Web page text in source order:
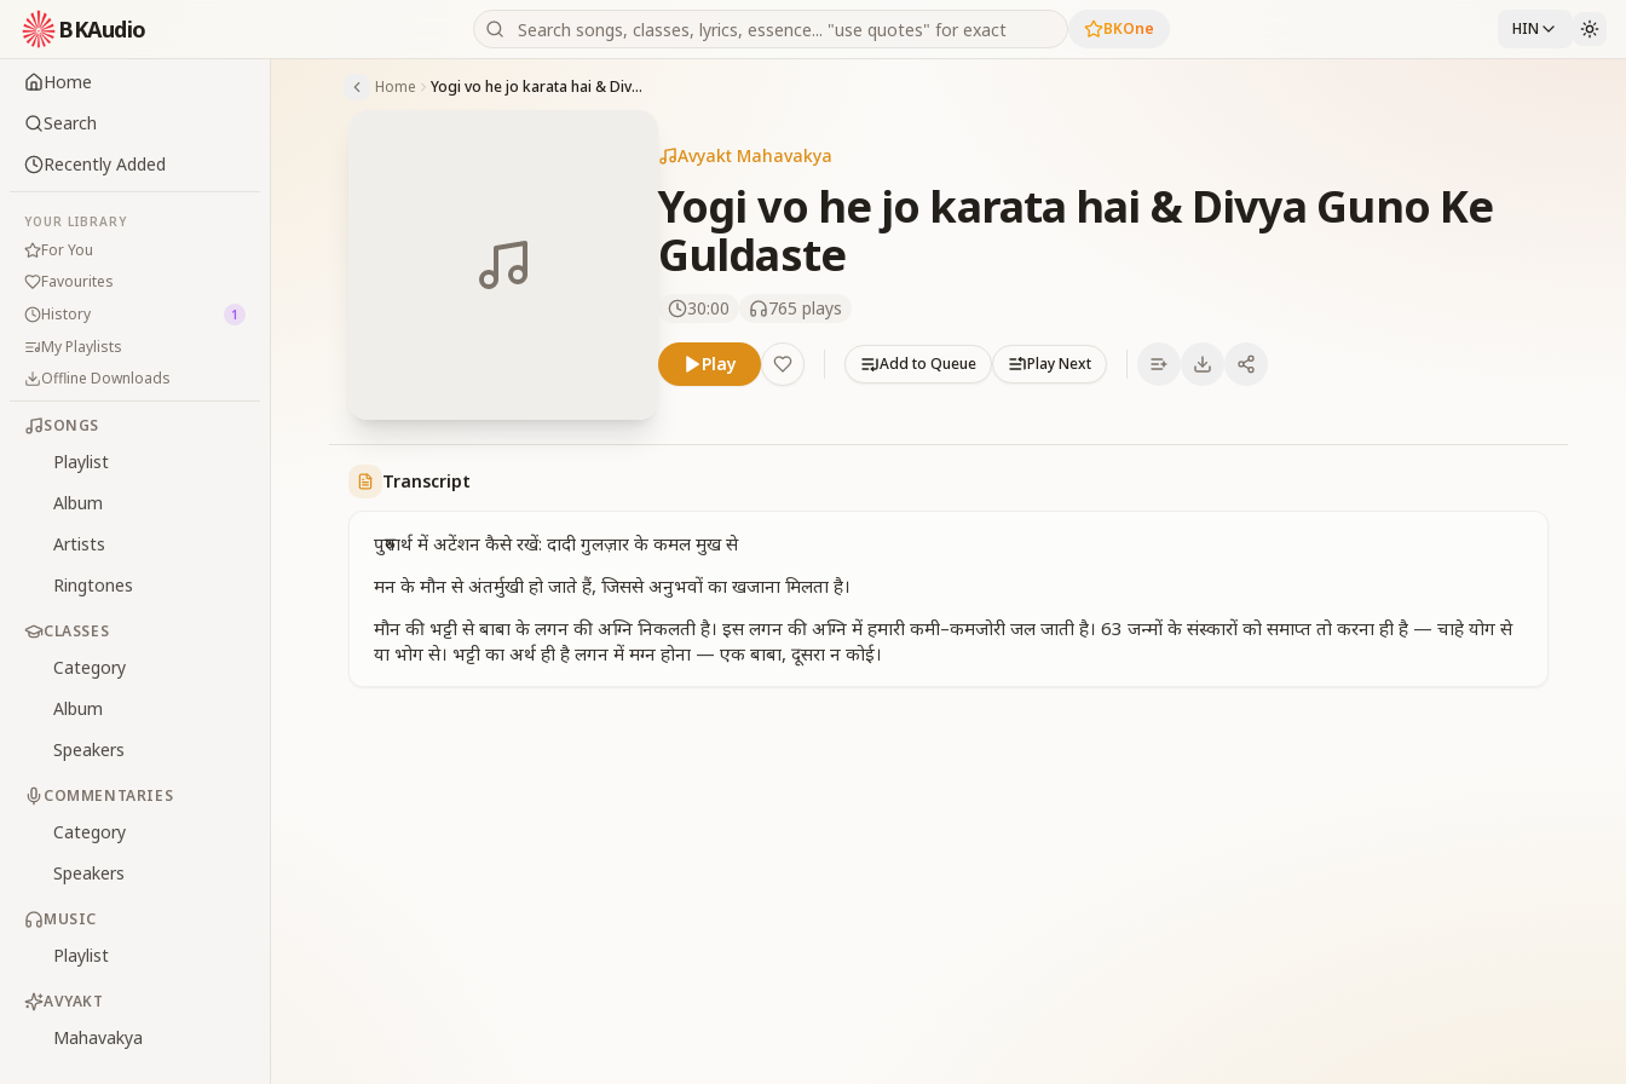
BKAudio BKOne HIN
Home
Search
Recently Added
YOUR LIBRARY
For You
Favourites
History
1
My Playlists
Offline Downloads
SONGS
Playlist
Album
Artists
Ringtones
CLASSES
Category
Album
Speakers
COMMENTARIES
Category
Speakers
MUSIC
Playlist
AVYAKT
Mahavakya
Home Yogi vo he jo karata hai & Divya Guno Ke Guldaste
Avyakt Mahavakya
Yogi vo he jo karata hai & Divya Guno Ke
Guldaste
30:00 765 plays
Play Add to Queue Play Next
Transcript
पुरुषार्थ में अटेंशन कैसे रखें: दादी गुलज़ार के कमल मुख से
मन के मौन से अंतर्मुखी हो जाते हैं, जिससे अनुभवों का खजाना मिलता है।
मौन की भट्टी से बाबा के लगन की अग्नि निकलती है। इस लगन की अग्नि में हमारी कमी–कमजोरी जल जाती है। 63 जन्मों के संस्कारों को समाप्त तो करना ही है — चाहे योग से
या भोग से। भट्टी का अर्थ ही है लगन में मग्न होना — एक बाबा, दूसरा न कोई।